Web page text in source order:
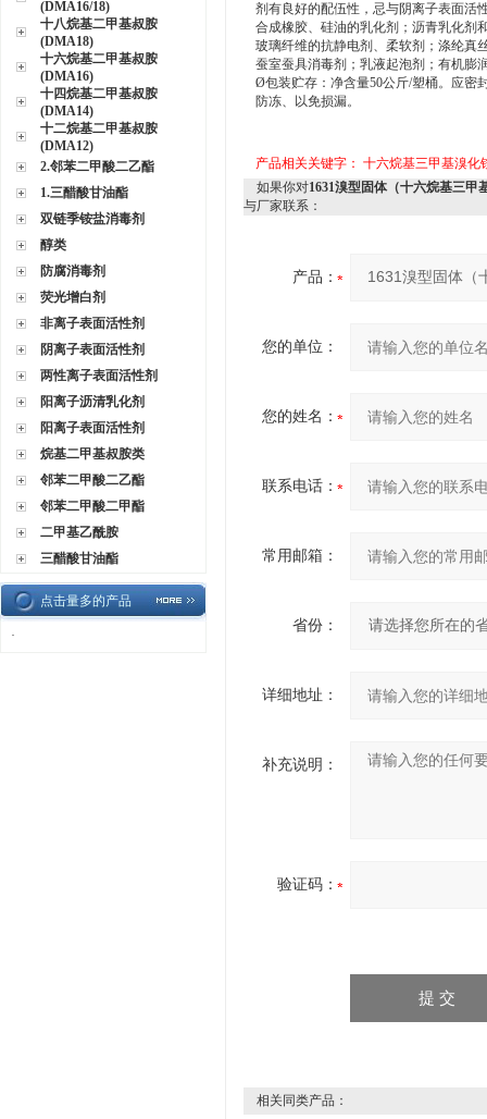
(DMA16/18)
十八烷基二甲基叔胺
(DMA18)
十六烷基二甲基叔胺
(DMA16)
十四烷基二甲基叔胺
(DMA14)
十二烷基二甲基叔胺
(DMA12)
2.邻苯二甲酸二乙酯
1.三醋酸甘油酯
双链季铵盐消毒剂
醇类
防腐消毒剂
荧光增白剂
非离子表面活性剂
阴离子表面活性剂
两性离子表面活性剂
阳离子沥清乳化剂
阳离子表面活性剂
烷基二甲基叔胺类
邻苯二甲酸二乙酯
邻苯二甲酸二甲酯
二甲基乙酰胺
三醋酸甘油酯
点击量多的产品
·
剂有良好的配伍性，忌与阴离子表面活
合成橡胶、硅油的乳化剂；沥青乳化剂
玻璃纤维的抗静电剂、柔软剂；涤纶真
蚕室蚕具消毒剂；乳液起泡剂；有机膨
Ø包装贮存：净含量50公斤/塑桶。应密
防冻、以免损漏。
产品相关关键字： 十六烷基三甲基溴化
如果你对1631溴型固体（十六烷基三甲
与厂家联系：
产品：
您的单位：
您的姓名：
联系电话：
常用邮箱：
省份：
详细地址：
补充说明：
验证码：
相关同类产品：